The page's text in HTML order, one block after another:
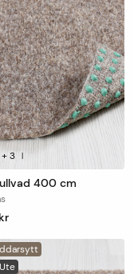
+3 |
400 cm